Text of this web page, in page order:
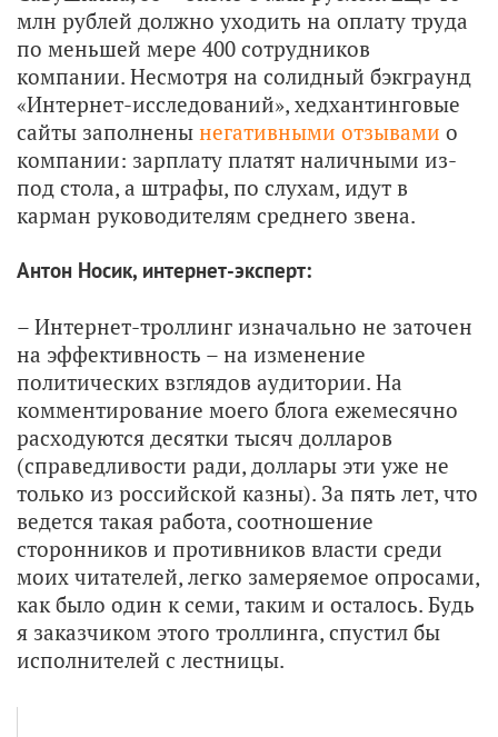
млн рублей должно уходить на оплату труда
по меньшей мере 400 сотрудников
компании. Несмотря на солидный бэкграунд
«Интернет-исследований», хедхантинговые
сайты заполнены негативными отзывами о
компании: зарплату платят наличными из-
под стола, а штрафы, по слухам, идут в
карман руководителям среднего звена.
Антон Носик, интернет-эксперт:
– Интернет-троллинг изначально не заточен
на эффективность – на изменение
политических взглядов аудитории. На
комментирование моего блога ежемесячно
расходуются десятки тысяч долларов
(справедливости ради, доллары эти уже не
только из российской казны). За пять лет, что
ведется такая работа, соотношение
сторонников и противников власти среди
моих читателей, легко замеряемое опросами,
как было один к семи, таким и осталось. Будь
я заказчиком этого троллинга, спустил бы
исполнителей с лестницы.